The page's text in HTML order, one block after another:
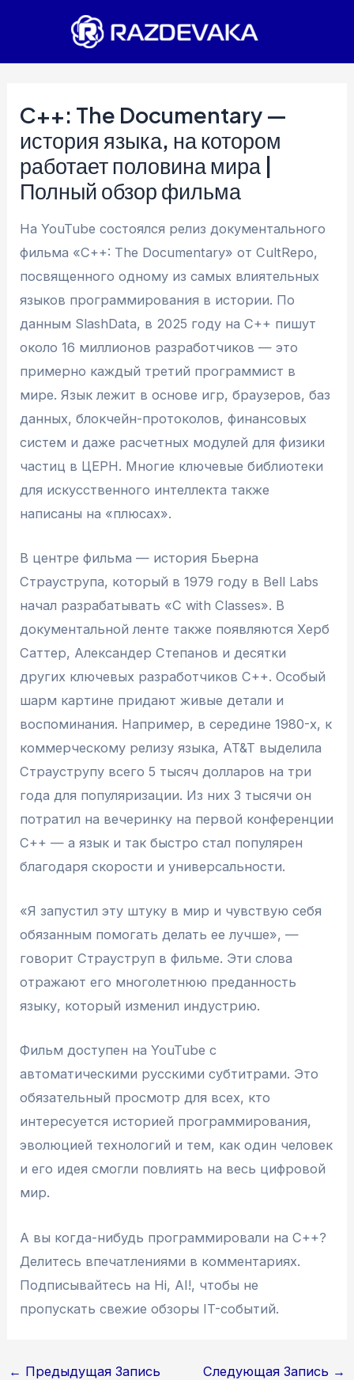
C++: The Documentary —
история языка, на котором
работает половина мира |
Полный обзор фильма
На YouTube состоялся релиз документального
фильма «C++: The Documentary» от CultRepo,
посвященного одному из самых влиятельных
языков программирования в истории. По
данным SlashData, в 2025 году на C++ пишут
около 16 миллионов разработчиков — это
примерно каждый третий программист в
мире. Язык лежит в основе игр, браузеров, баз
данных, блокчейн-протоколов, финансовых
систем и даже расчетных модулей для физики
частиц в ЦЕРН. Многие ключевые библиотеки
для искусственного интеллекта также
написаны на «плюсах».
В центре фильма — история Бьерна
Страуструпа, который в 1979 году в Bell Labs
начал разрабатывать «C with Classes». В
документальной ленте также появляются Херб
Саттер, Александер Степанов и десятки
других ключевых разработчиков C++. Особый
шарм картине придают живые детали и
воспоминания. Например, в середине 1980-х, к
коммерческому релизу языка, AT&T выделила
Страуструпу всего 5 тысяч долларов на три
года для популяризации. Из них 3 тысячи он
потратил на вечеринку на первой конференции
C++ — а язык и так быстро стал популярен
благодаря скорости и универсальности.
«Я запустил эту штуку в мир и чувствую себя
обязанным помогать делать ее лучше», —
говорит Страуструп в фильме. Эти слова
отражают его многолетнюю преданность
языку, который изменил индустрию.
Фильм доступен на YouTube с
автоматическими русскими субтитрами. Это
обязательный просмотр для всех, кто
интересуется историей программирования,
эволюцией технологий и тем, как один человек
и его идея смогли повлиять на весь цифровой
мир.
А вы когда-нибудь программировали на C++?
Делитесь впечатлениями в комментариях.
Подписывайтесь на Hi, AI!, чтобы не
пропускать свежие обзоры IT-событий.
Навигация
← Предыдущая Запись Следующая Запись →